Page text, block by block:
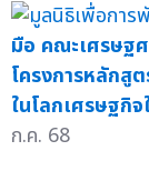
มือ คณะเศรษฐ
โครงการหลักสู
ในโลกเศรษฐกิ
ก.ค. 68